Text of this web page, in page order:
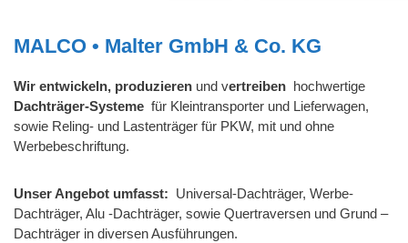
MALCO • Malter GmbH & Co. KG
Wir entwickeln, produzieren und vertreiben hochwertige
Dachträger-Systeme für Kleintransporter und Lieferwagen,
sowie Reling- und Lastenträger für PKW, mit und ohne
Werbebeschriftung.
Unser Angebot umfasst: Universal-Dachträger, Werbe-
Dachträger, Alu -Dachträger, sowie Quertraversen und Grund –
Dachträger in diversen Ausführungen.